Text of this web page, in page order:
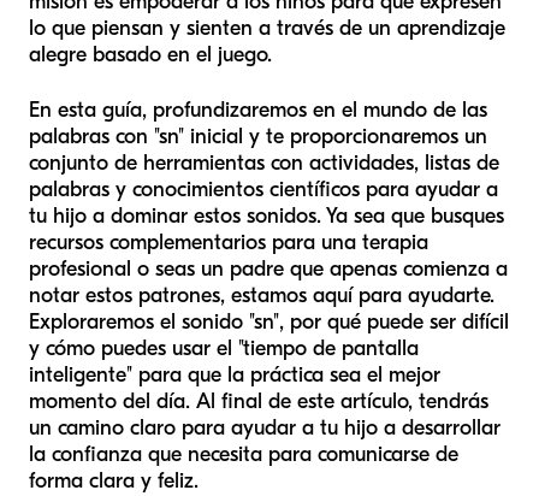
lo que piensan y sienten a través de un aprendizaje
alegre basado en el juego.
En esta guía, profundizaremos en el mundo de las
palabras con "sn" inicial y te proporcionaremos un
conjunto de herramientas con actividades, listas de
palabras y conocimientos científicos para ayudar a
tu hijo a dominar estos sonidos. Ya sea que busques
recursos complementarios para una terapia
profesional o seas un padre que apenas comienza a
notar estos patrones, estamos aquí para ayudarte.
Exploraremos el sonido "sn", por qué puede ser difícil
y cómo puedes usar el "tiempo de pantalla
inteligente" para que la práctica sea el mejor
momento del día. Al final de este artículo, tendrás
un camino claro para ayudar a tu hijo a desarrollar
la confianza que necesita para comunicarse de
forma clara y feliz.